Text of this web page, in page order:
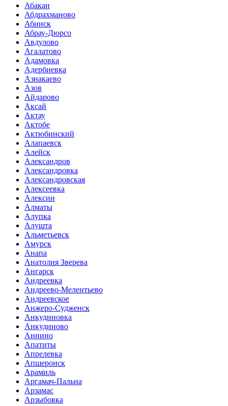
Абакан
Абдрахманово
Абинск
Абрау-Дюрсо
Авдулово
Агалатово
Адамовка
Адербиевка
Азнакаево
Азов
Айдарово
Аксай
Актау
Актобе
Актюбинский
Алапаевск
Алейск
Александров
Александровка
Александровская
Алексеевка
Алексин
Алматы
Алупка
Алушта
Альметьевск
Амурск
Анапа
Анатолия Зверева
Ангарск
Андреевка
Андреево-Мелентьево
Андреевское
Анжеро-Судженск
Анкудиновка
Анкудиново
Аннино
Апатиты
Апрелевка
Апшеронск
Арамиль
Аргамач-Пальна
Арзамас
Арзыбовка